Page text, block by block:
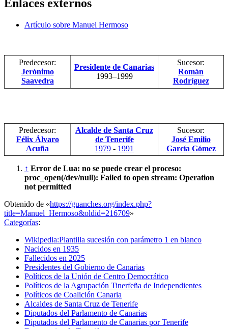
Enlaces externos
Artículo sobre Manuel Hermoso
Predecesor:
Jerónimo
Saavedra
Presidente de Canarias
1993–1999
Sucesor:
Román
Rodríguez
Predecesor:
Félix Álvaro
Acuña
Alcalde de Santa Cruz
de Tenerife
1979 - 1991
Sucesor:
José Emilio
García Gómez
↑ Error de Lua: no se puede crear el proceso:
proc_open(/dev/null): Failed to open stream: Operation
not permitted
Obtenido de «https://guanches.org/index.php?
title=Manuel_Hermoso&oldid=216709»
Categorías:
Wikipedia:Plantilla sucesión con parámetro 1 en blanco
Nacidos en 1935
Fallecidos en 2025
Presidentes del Gobierno de Canarias
Políticos de la Unión de Centro Democrático
Políticos de la Agrupación Tinerfeña de Independientes
Políticos de Coalición Canaria
Alcaldes de Santa Cruz de Tenerife
Diputados del Parlamento de Canarias
Diputados del Parlamento de Canarias por Tenerife